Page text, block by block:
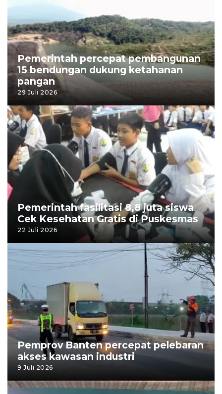
Pemerintah percepat pembangunan
15 bendungan dukung ketahanan
pangan
29 Juli 2026
Pemerintah fasilitasi 8,8 juta siswa
Cek Kesehatan Gratis di Puskesmas
22 Juli 2026
Pemprov Banten percepat pelebaran
akses kawasan industri
9 Juli 2026